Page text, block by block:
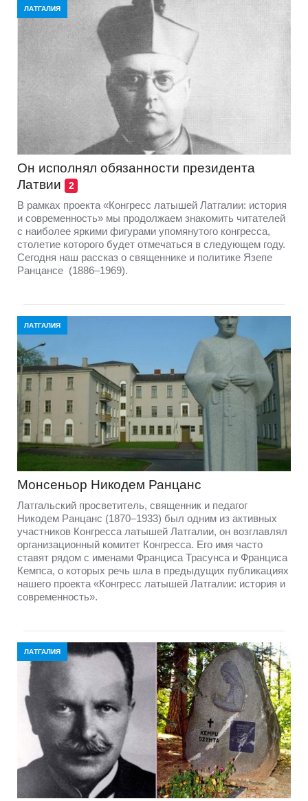
ЛАТГАЛИЯ
Он исполнял обязанности президента
Латвии
2
В рамках проекта «Конгресс латышей Латгалии: история
и современность» мы продолжаем знакомить читателей
с наиболее яркими фигурами упомянутого конгресса,
столетие которого будет отмечаться в следующем году.
Сегодня наш рассказ о священнике и политике Язепе
Ранцансе (1886–1969).
ЛАТГАЛИЯ
Монсеньор Никодем Ранцанс
Латгальский просветитель, священник и педагог
Никодем Ранцанс (1870–1933) был одним из активных
участников Конгресса латышей Латгалии, он возглавлял
организационный комитет Конгресса. Его имя часто
ставят рядом с именами Франциса Трасунса и Франциса
Кемпса, о которых речь шла в предыдущих публикациях
нашего проекта «Конгресс латышей Латгалии: история и
современность».
ЛАТГАЛИЯ